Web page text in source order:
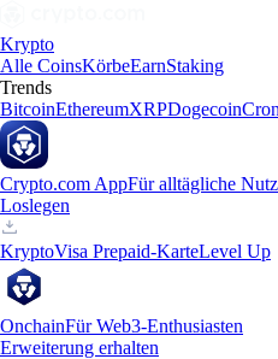
Krypto
Alle CoinsKörbeEarnStaking
Trends
BitcoinEthereumXRPDogecoin
Crypto.com AppFür alltägliche
Loslegen
KryptoVisa Prepaid-KarteLevel Up
OnchainFür Web3-Enthusiasten
Erweiterung erhalten